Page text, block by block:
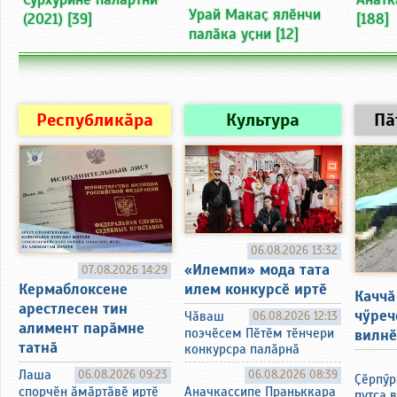
(2021) [39]
Урай Макаҫ ялӗнчи
палӑка уҫни[12]
[188]
Республикӑра
07.08.2026 14:29
Кермаблоксене
арестлесен тин
алимент парӑмне
татнӑ
06.08.2026 09:23
Лаша
спорчӗн ӑмӑртӑвӗ иртӗ
Культура
06.08.2026 13:32
«Илемпи» мода тата
илем конкурсӗ иртӗ
06.08.2026 12:13
Чӑваш
поэчӗсем Пӗтӗм тӗнчери
конкурсра палӑрнӑ
06.08.2026 08:39
Аначкассипе Праньккара
Каччӑ
вилнӗ